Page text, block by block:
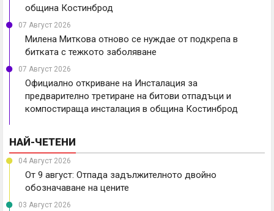
община Костинброд
07 Август 2026
Милена Миткова отново се нуждае от подкрепа в
битката с тежкото заболяване
07 Август 2026
Официално откриване на Инсталация за
предварително третиране на битови отпадъци и
компостираща инсталация в община Костинброд
НАЙ-ЧЕТЕНИ
04 Август 2026
От 9 август: Отпада задължителното двойно
обозначаване на цените
03 Август 2026